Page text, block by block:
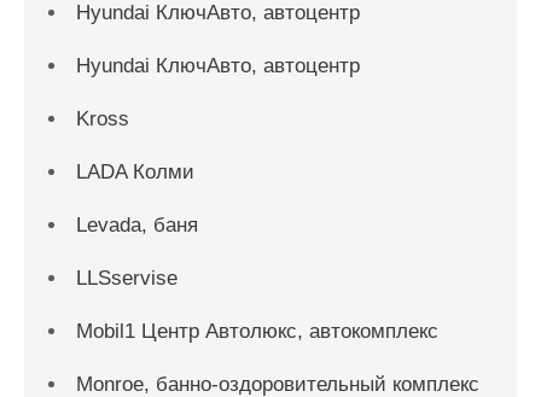
Hyundai КлючАвто, автоцентр
Hyundai КлючАвто, автоцентр
Kross
LADA Колми
Levada, баня
LLSservise
Mobil1 Центр Автолюкс, автокомплекс
Monroe, банно-оздоровительный комплекс